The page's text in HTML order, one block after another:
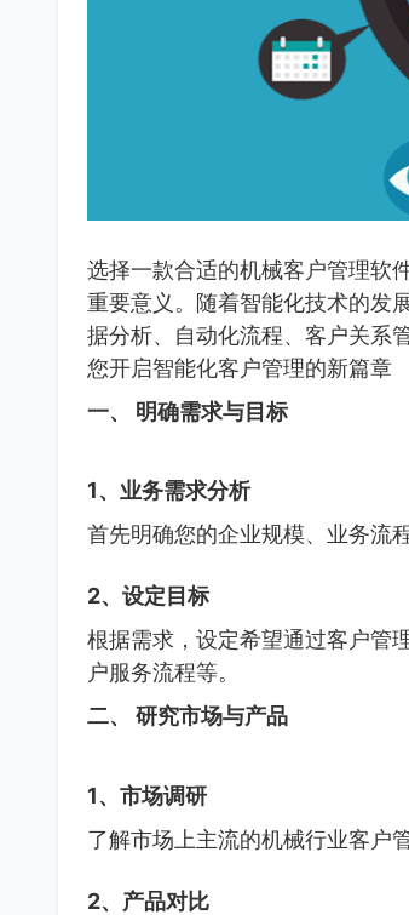
选择一款合适的机械客户管理软
重要意义。随着智能化技术的发
据分析、自动化流程、客户关系
您开启智能化客户管理的新篇章
一、 明确需求与目标
1、业务需求分析
首先明确您的企业规模、业务流
2、设定目标
根据需求，设定希望通过客户管
户服务流程等。
二、 研究市场与产品
1、市场调研
了解市场上主流的机械行业客户
2、产品对比